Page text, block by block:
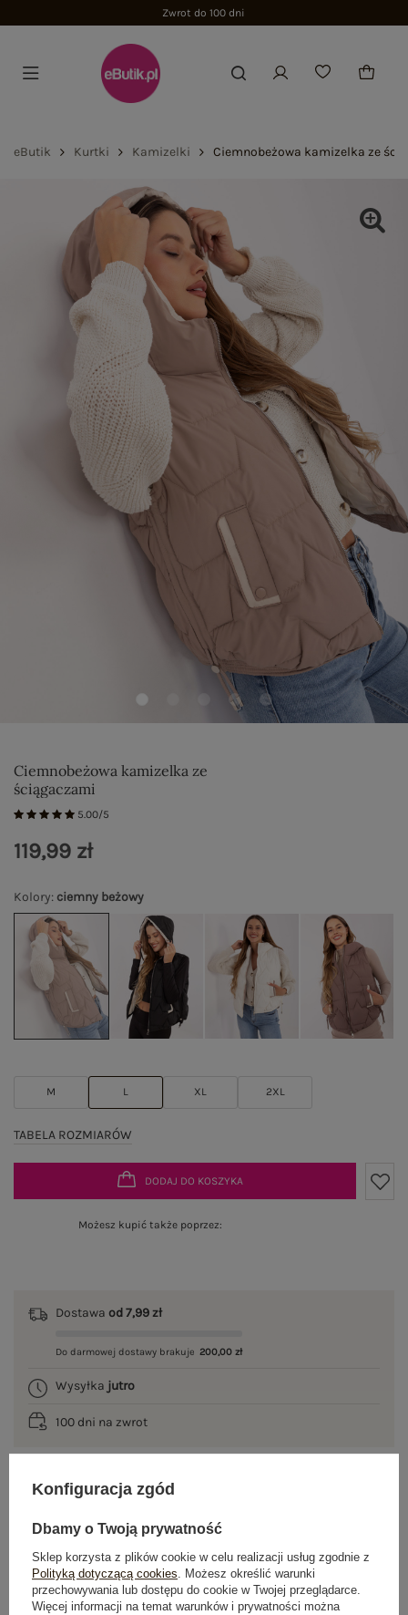
Zwrot do 100 dni
eButik Kurtki Kamizelki Ciemnobeżowa kamizelka ze
Ciemnobeżowa kamizelka ze
ściągaczami
5.00/5
Kolory: ciemny beżowy
M L XL 2XL
TABELA ROZMIARÓW
119,99 zł
DODAJ DO KOSZYKA
Możesz kupić także poprzez:
Dostawa od 7,99 zł
Do darmowej dostawy brakuje 200,00 zł
Wysyłka jutro
100 dni na zwrot
OPINIE O PRODUKCIE (4)
Konfiguracja zgód
Dbamy o Twoją prywatność
Sklep korzysta z plików cookie w celu realizacji usług zgodnie z
Polityką dotyczącą cookies. Możesz określić warunki
przechowywania lub dostępu do cookie w Twojej przeglądarce.
Więcej informacji na temat warunków i prywatności można